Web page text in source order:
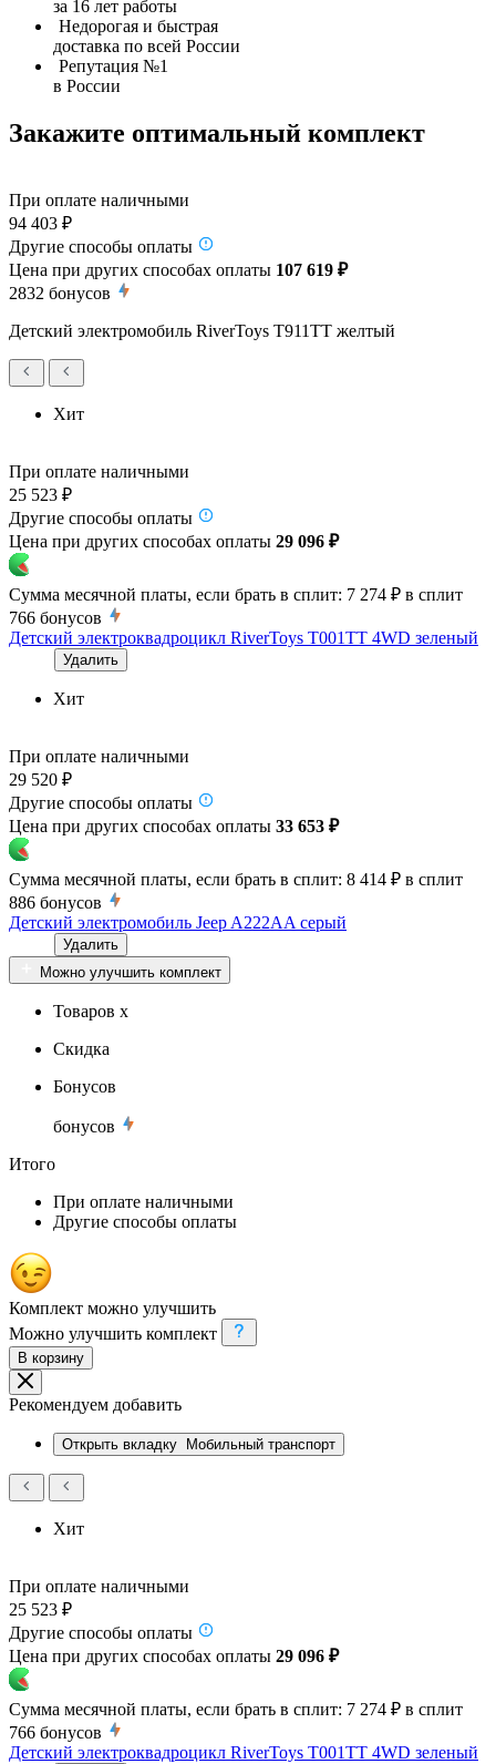
за 16 лет работы
Недорогая и быстрая
доставка по всей России
Репутация №1
в России
Закажите оптимальный комплект
При оплате наличными
94 403 ₽
Другие способы оплаты
Цена при других способах оплаты 107 619 ₽
2832 бонусов
Детский электромобиль RiverToys T911TT желтый
Хит
При оплате наличными
25 523 ₽
Другие способы оплаты
Цена при других способах оплаты 29 096 ₽
Сумма месячной платы, если брать в сплит: 7 274 ₽ в сплит
766 бонусов
Детский электроквадроцикл RiverToys T001TT 4WD зеленый
Удалить
Хит
При оплате наличными
29 520 ₽
Другие способы оплаты
Цена при других способах оплаты 33 653 ₽
Сумма месячной платы, если брать в сплит: 8 414 ₽ в сплит
886 бонусов
Детский электромобиль Jeep A222AA серый
Удалить
Можно улучшить комплект
Товаров x
Скидка
Бонусов
бонусов
Итого
При оплате наличными
Другие способы оплаты
Комплект можно улучшить
Можно улучшить комплект
В корзину
Рекомендуем добавить
Открыть вкладку Мобильный транспорт
Хит
При оплате наличными
25 523 ₽
Другие способы оплаты
Цена при других способах оплаты 29 096 ₽
Сумма месячной платы, если брать в сплит: 7 274 ₽ в сплит
766 бонусов
Детский электроквадроцикл RiverToys T001TT 4WD зеленый